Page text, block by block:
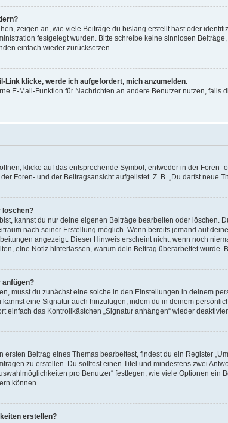
zeigen an, wie viele Beiträge du bislang erstellt hast oder
festgelegt wurden. Bitte schreibe keine sinnlosen
einfach wieder zurücksetzen.
Link klicke, werde ich aufgefordert, mich anzumelden.
E-Mail-Funktion für Nachrichten an andere Benutzer nutzen,
klicke auf das entsprechende Symbol, entweder in der
Foren- und der Beitragsansicht aufgelistet. Z. B. „Du darfst neue
löschen?
kannst du nur deine eigenen Beiträge bearbeiten oder
nach seiner Erstellung möglich. Wenn bereits jemand auf
angezeigt. Dieser Hinweis erscheint nicht, wenn noch
eine Notiz hinterlassen, warum dein Beitrag überarbeitet
anfügen?
musst du zunächst eine solche in den Einstellungen in deinem
kannst eine Signatur auch hinzufügen, indem du in deinem
einfach das Kontrollkästchen „Signatur anhängen“ wieder
ersten Beitrag eines Themas bearbeitest, findest du ein Register
zu erstellen. Du solltest einen Titel und mindestens zwei
pro Benutzer“ festlegen, wie viele Optionen
können.
erstellen?